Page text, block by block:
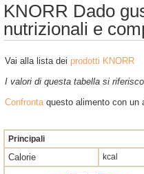
KNORR Dado
nutrizionali e
Vai alla lista dei prodotti KNORR
I valori di questa tabella si
Confrontaquesto alimento con un
Principali
Calorie kcal